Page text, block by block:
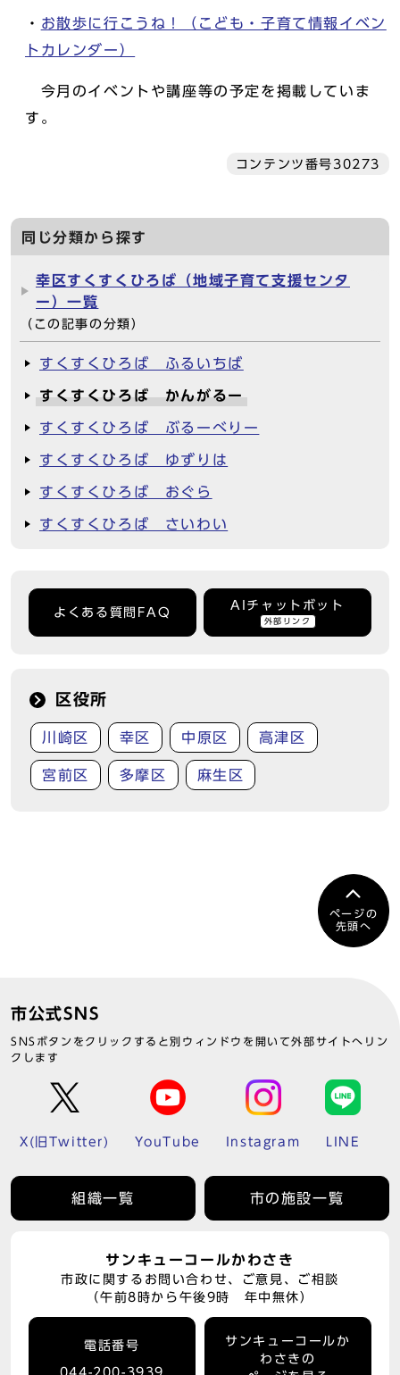
・ お散歩に行こうね！（こども・子育て情報イベン
トカレンダー）
今月のイベントや講座等の予定を掲載していま
す。
コンテンツ番号30273
同じ分類から探す
幸区すくすくひろば（地域子育て支援センタ
ー）一覧
（この記事の分類）
すくすくひろば ふるいちば
すくすくひろば かんがるー
すくすくひろば ぶるーべりー
すくすくひろば ゆずりは
すくすくひろば おぐら
すくすくひろば さいわい
よくある質問FAQ
AIチャットボット
外部リンク
区役所
川崎区 幸区 中原区 高津区
宮前区 多摩区 麻生区
ページの
先頭へ
市公式SNS
SNSボタンをクリックすると別ウィンドウを開いて外部サイトへリン
クします
X(旧Twitter) YouTube Instagram LINE
組織一覧 市の施設一覧
サンキューコールかわさき
市政に関するお問い合わせ、ご意見、ご相談
（午前8時から午後9時 年中無休）
電話番号
044-200-3939
サンキューコールか
わさきの